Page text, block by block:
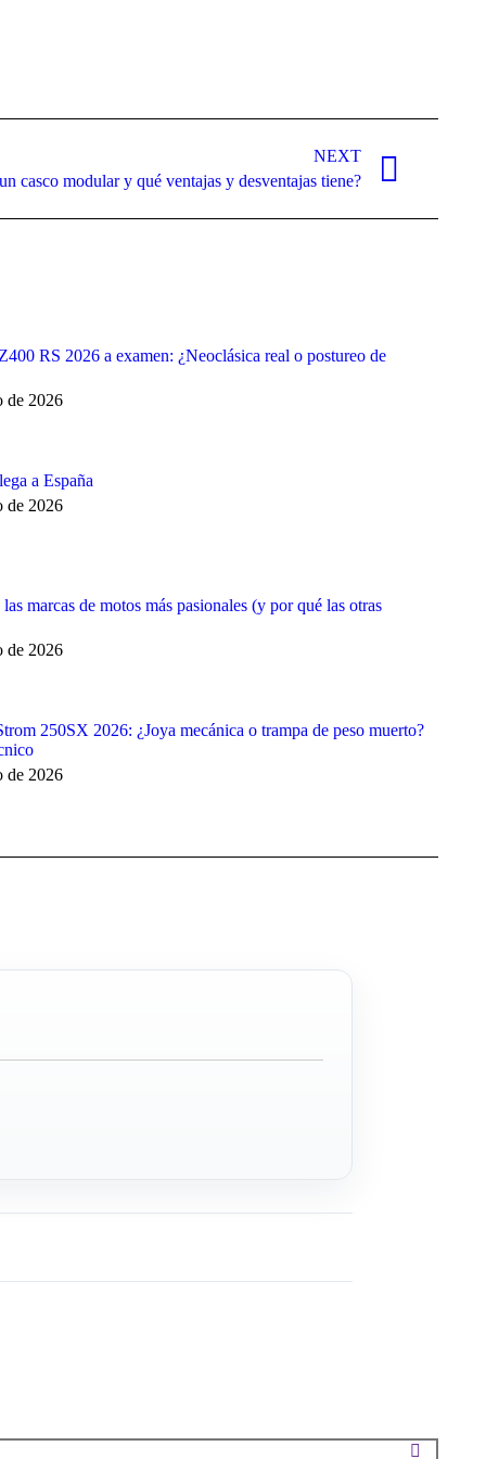
NEXT
casco modular y qué ventajas y desventajas tiene?
RS 2026 a examen: ¿Neoclásica real o postureo de
de 2026
a España
de 2026
marcas de motos más pasionales (y por qué las otras
de 2026
250SX 2026: ¿Joya mecánica o trampa de peso muerto?
de 2026